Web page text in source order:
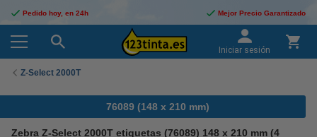
Pedido hoy, en 24h Mejor Precio Garantizado
Iniciar sesión
Z-Select 2000T
76089 (148 x 210 mm)
Zebra Z-Select 2000T etiquetas (76089) 148 x 210 mm (4